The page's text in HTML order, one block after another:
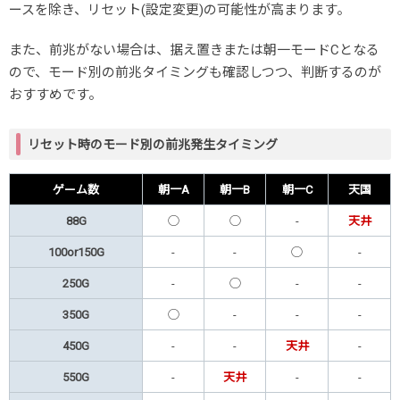
ースを除き、リセット(設定変更)の可能性が高まります。
また、前兆がない場合は、据え置きまたは朝一モードCとなる
ので、モード別の前兆タイミングも確認しつつ、判断するのが
おすすめです。
リセット時のモード別の前兆発生タイミング
ゲーム数 朝一A 朝一B 朝一C 天国
88G ◯ ◯ - 天井
100or150G - - ◯ -
250G - ◯ - -
350G ◯ - - -
450G - - 天井 -
550G - 天井 - -